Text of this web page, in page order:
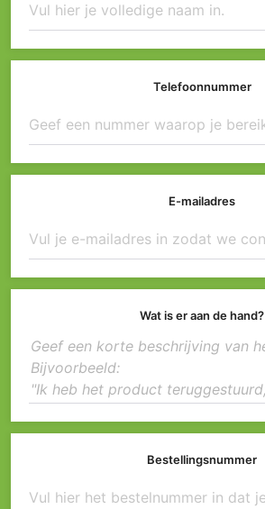
Telefoonnummer
E-mailadres
Wat is er aan de hand?
Bestellingsnummer